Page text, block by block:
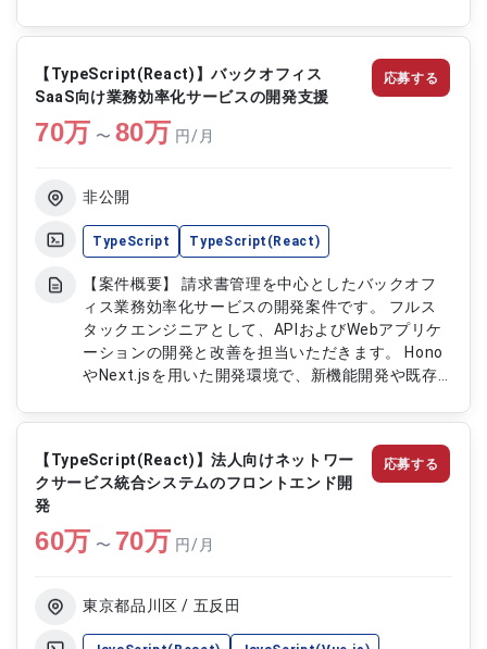
した開発を行います。 UIデザインよりも業務理解や
状態管理を重視し、既存機能の改善や運用最適化に
携わっていただきます。 【作業内容】 ・既存BtoB
向け業務SaaSの改修および機能改善対応 ・
TypeScriptおよびReactを用いたフロントエンド
開発 ・本番リリースに向けた品質向上および運用
装対応 ・セキュリティチェック業務や委託先管理
【TypeScript(React)】バックオフィス
SaaS向け業務効率化サービスの開発支援
70万 〜 80万 円/月
非公開
TypeScript TypeScript(React)
【案件概要】 請求書管理を中心としたバックオフ
ィス業務効率化サービスの開発案件です。 フルス
タックエンジニアとして、APIおよびWebアプリケ
ーションの開発と改善を担当いただきます。 Hono
やNext.jsを用いた開発環境で、新機能開発や既存
ーと連携し、仕様検討から実装、リリースまで一貫
を用いたAPI開発 ・Next.jsを用いたWebアプリケー
ション開発 ・新機能開発および既存機能のUI／UX
・PdMやデザイナーとの連携および仕様調整
応募する
【TypeScript(React)】法人向けネットワー
クサービス統合システムのフロントエンド開
発
60万 〜 70万 円/月
東京都品川区 / 五反田
応募する